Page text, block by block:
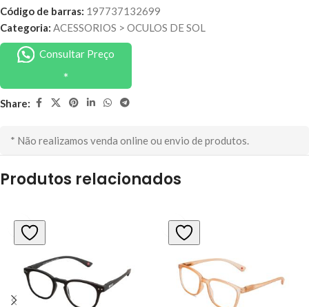
Código de barras: 197737132699
Categoria: ACESSORIOS > OCULOS DE SOL
Consultar Preço
Share:
* Não realizamos venda online ou envio de produtos.
Produtos relacionados